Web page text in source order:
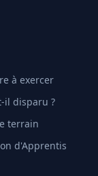
à exercer
il disparu ?
terrain
d'Apprentis